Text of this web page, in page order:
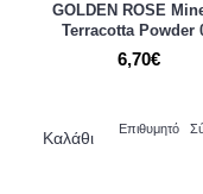
GOLDEN ROSE
Terracotta Powder
6,70€
Καλάθι Επιθυμητό